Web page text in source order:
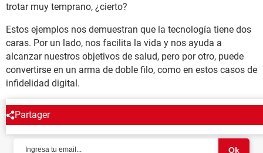
trotar muy temprano, ¿cierto?
Estos ejemplos nos demuestran que la tecnología tiene dos
caras. Por un lado, nos facilita la vida y nos ayuda a
alcanzar nuestros objetivos de salud, pero por otro, puede
convertirse en un arma de doble filo, como en estos casos de
infidelidad digital.
Partager
NEWSLETTER